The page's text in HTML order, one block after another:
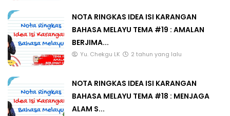
NOTA RINGKAS IDEA ISI KARANGAN
BAHASA MELAYU TEMA #19 : AMALAN
BERJIMA...
Yu. Chekgu LK 2 tahun yang lalu
NOTA RINGKAS IDEA ISI KARANGAN
BAHASA MELAYU TEMA #18 : MENJAGA
ALAM S...